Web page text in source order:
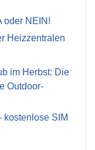
oder NEIN!
Heizzentralen
im Herbst: Die
Outdoor-
kostenlose SIM